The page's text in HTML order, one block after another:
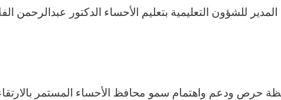
للشؤون التعليمية بتعليم الأحساء الدكتور عبدالرحمن
حرص ودعم واهتمام سمو محافظ الأحساء المستمر بالارتقاء